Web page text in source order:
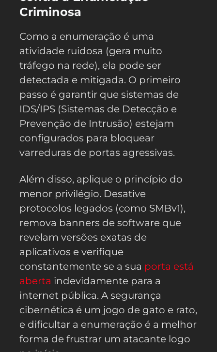
Criminosa
Como a enumeração é uma
atividade ruidosa (gera muito
tráfego na rede), ela pode ser
detectada e mitigada. O primeiro
passo é garantir que sistemas de
IDS/IPS (Sistemas de Detecção e
Prevenção de Intrusão) estejam
configurados para bloquear
varreduras de portas agressivas.
Além disso, aplique o princípio do
menor privilégio. Desative
protocolos legados (como SMBv1),
remova banners de software que
revelam versões exatas de
aplicativos e verifique
constantemente se a sua porta está
aberta indevidamente para a
internet pública. A segurança
cibernética é um jogo de gato e rato,
e dificultar a enumeração é a melhor
forma de frustrar um atacante logo